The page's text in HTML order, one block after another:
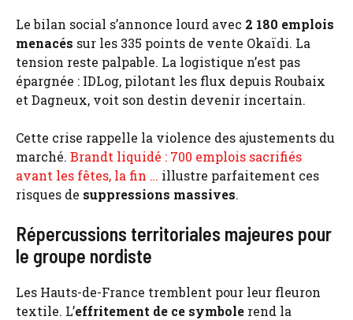
Le bilan social s’annonce lourd avec 2 180 emplois
menacés sur les 335 points de vente Okaïdi. La
tension reste palpable. La logistique n’est pas
épargnée : IDLog, pilotant les flux depuis Roubaix
et Dagneux, voit son destin devenir incertain.
Cette crise rappelle la violence des ajustements du
marché. Brandt liquidé : 700 emplois sacrifiés
avant les fêtes, la fin … illustre parfaitement ces
risques de suppressions massives.
Répercussions territoriales majeures pour
le groupe nordiste
Les Hauts-de-France tremblent pour leur fleuron
textile. L’effritement de ce symbole rend la